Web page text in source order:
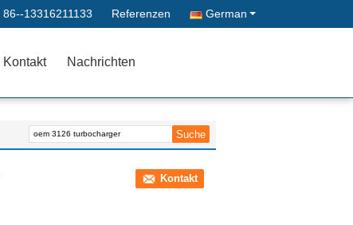
86--13316211133 Referenzen German
Kontakt Nachrichten
Kontakt